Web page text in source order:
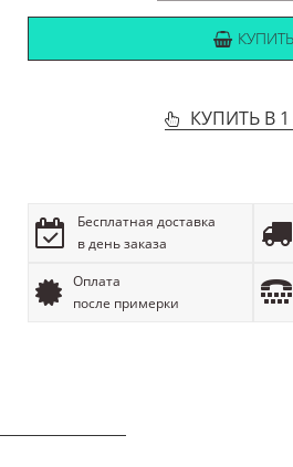
КУПИТЬ
КУПИТЬ В
Бесплатная доставка
в день заказа
Оплата
после примерки